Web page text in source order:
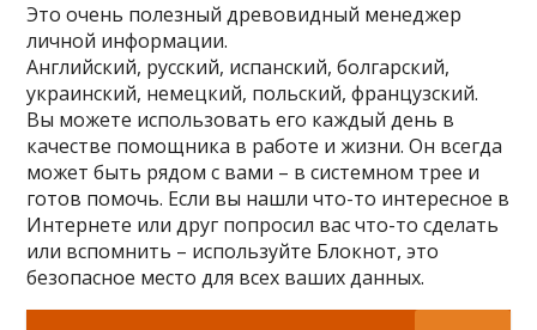
Это очень полезный древовидный менеджер
личной информации.
Английский, русский, испанский, болгарский,
украинский, немецкий, польский, французский.
Вы можете использовать его каждый день в
качестве помощника в работе и жизни. Он всегда
может быть рядом с вами – в системном трее и
готов помочь. Если вы нашли что-то интересное в
Интернете или друг попросил вас что-то сделать
или вспомнить – используйте Блокнот, это
безопасное место для всех ваших данных.